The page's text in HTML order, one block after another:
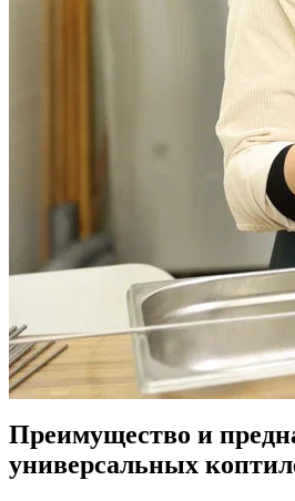
Преимущество и
универсальных